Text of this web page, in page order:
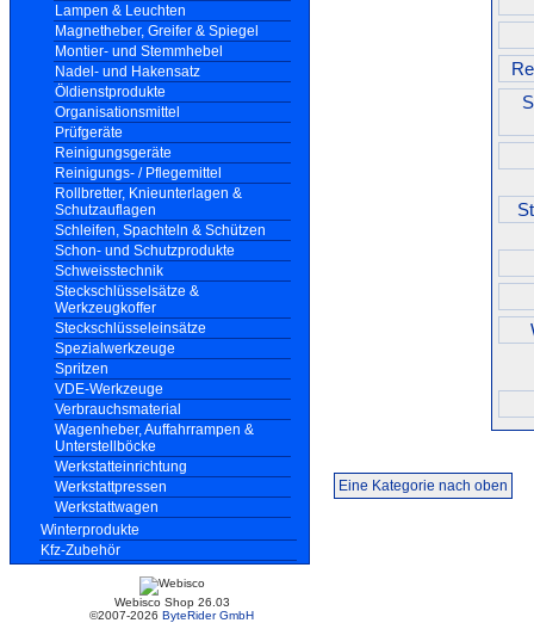
Lampen & Leuchten
Magnetheber, Greifer & Spiegel
Montier- und Stemmhebel
Nadel- und Hakensatz
Öldienstprodukte
Organisationsmittel
Prüfgeräte
Reinigungsgeräte
Reinigungs- / Pflegemittel
Rollbretter, Knieunterlagen &
Schutzauflagen
Schleifen, Spachteln & Schützen
Schon- und Schutzprodukte
Schweisstechnik
Steckschlüsselsätze &
Werkzeugkoffer
Steckschlüsseleinsätze
Spezialwerkzeuge
Spritzen
VDE-Werkzeuge
Verbrauchsmaterial
Wagenheber, Auffahrrampen &
Unterstellböcke
Werkstatteinrichtung
Werkstattpressen
Werkstattwagen
Winterprodukte
Kfz-Zubehör
Webisco Shop 26.03
©2007-2026 ByteRider GmbH
Eine Kategorie nach oben